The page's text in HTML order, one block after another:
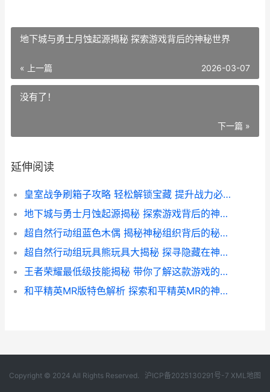
地下城与勇士月蚀起源揭秘 探索游戏背后的神秘世界
« 上一篇 2026-03-07
没有了！
下一篇 »
延伸阅读
皇室战争刷箱子攻略 轻松解锁宝藏 提升战力必备技巧
地下城与勇士月蚀起源揭秘 探索游戏背后的神秘世界
超自然行动组蓝色木偶 揭秘神秘组织背后的秘密与传说
超自然行动组玩具熊玩具大揭秘 探寻隐藏在神秘玩具背后的故事
王者荣耀最低级技能揭秘 带你了解这款游戏的入门级操作技巧
和平精英MR版特色解析 探索和平精英MR的神秘魅力
Copyright © 2024 All Rights Reserved. 沪ICP备2025130291号-7 XML地图